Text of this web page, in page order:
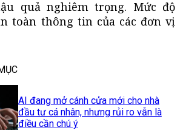
quả nghiêm trọng. Mức độ
toàn thông tin của các đơn vị
AI đang mở cánh cửa mới cho nhà
đầu tư cá nhân, nhưng rủi ro vẫn là
điều cần chú ý